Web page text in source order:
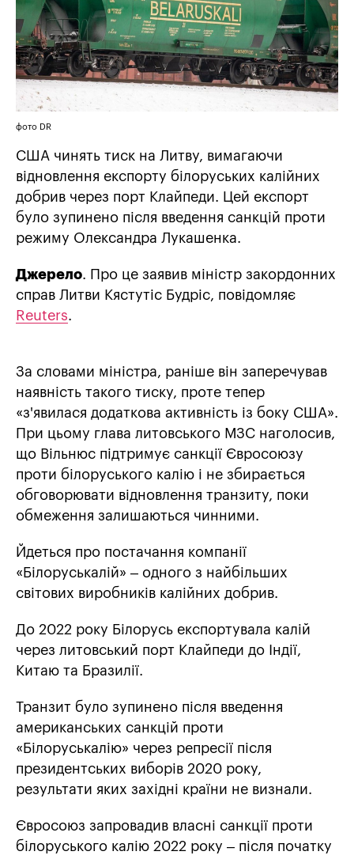
фото DR
США чинять тиск на Литву, вимагаючи
відновлення експорту білоруських калійних
добрив через порт Клайпеди. Цей експорт
було зупинено після введення санкцій проти
режиму Олександра Лукашенка.
Джерело. Про це заявив міністр закордонних
справ Литви Кястутіс Будріс, повідомляє
Reuters.
За словами міністра, раніше він заперечував
наявність такого тиску, проте тепер
«з'явилася додаткова активність із боку США».
При цьому глава литовського МЗС наголосив,
що Вільнюс підтримує санкції Євросоюзу
проти білоруського калію і не збирається
обговорювати відновлення транзиту, поки
обмеження залишаються чинними.
Йдеться про постачання компанії
«Білоруськалій» – одного з найбільших
світових виробників калійних добрив.
До 2022 року Білорусь експортувала калій
через литовський порт Клайпеди до Індії,
Китаю та Бразилії.
Транзит було зупинено після введення
американських санкцій проти
«Білоруськалію» через репресії після
президентських виборів 2020 року,
результати яких західні країни не визнали.
Євросоюз запровадив власні санкції проти
білоруського калію 2022 року – після початку